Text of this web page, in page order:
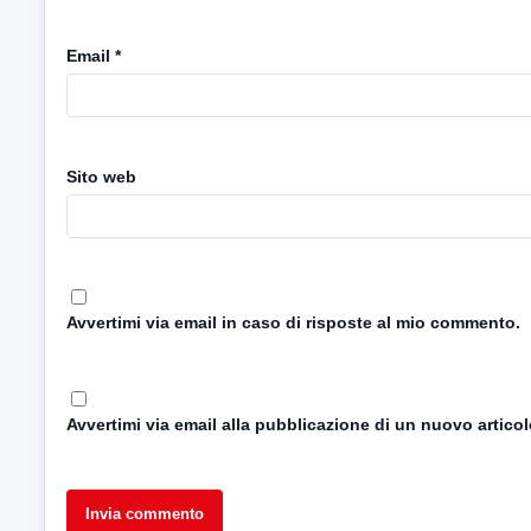
Email *
Sito web
Avvertimi via email in caso di risposte al mio commento.
Avvertimi via email alla pubblicazione di un nuovo